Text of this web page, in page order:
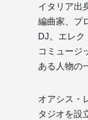
イタリア出
編曲家、プ
DJ。エレク
コミュージ
ある人物の
オアシス・
タジオを設